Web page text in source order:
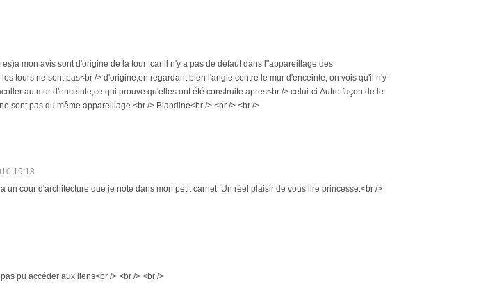
mon avis sont d'origine de la tour ,car il n'y a pas de défaut dans l"appareillage des
tours ne sont pas<br /> d'origine,en regardant bien l'angle contre le mur d'enceinte, on vois qu'il n'y
au mur d'enceinte,ce qui prouve qu'elles ont été construite apres<br /> celui-ci.Autre façon de le
sont pas du même appareillage.<br /> Blandine<br /> <br /> <br />
19:18
un cour d'architecture que je note dans mon petit carnet. Un réel plaisir de vous lire princesse.<br />
pu accéder aux liens<br /> <br /> <br />